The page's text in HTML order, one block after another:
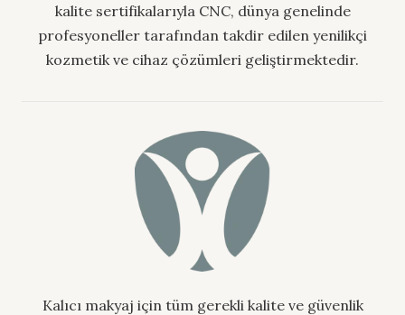
kalite sertifikalarıyla CNC, dünya genelinde
profesyoneller tarafından takdir edilen yenilikçi
kozmetik ve cihaz çözümleri geliştirmektedir.
Kalıcı makyaj için tüm gerekli kalite ve güvenlik